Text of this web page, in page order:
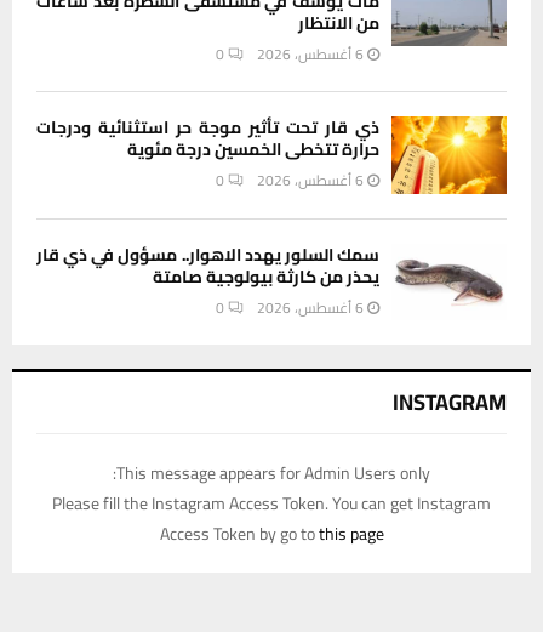
من الانتظار
6 أغسطس، 2026 0
ذي قار تحت تأثير موجة حر استثنائية ودرجات
حرارة تتخطى الخمسين درجة مئوية
6 أغسطس، 2026 0
سمك السلور يهدد الاهوار.. مسؤول في ذي قار
يحذر من كارثة بيولوجية صامتة
6 أغسطس، 2026 0
INSTAGRAM
This message appears for Admin Users only:
Please fill the Instagram Access Token. You can get Instagram
Access Token by go tothis page